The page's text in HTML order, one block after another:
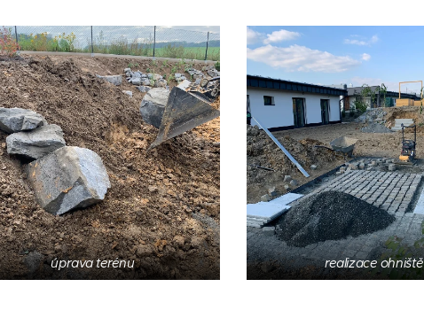
úprava terénu realizace ohniště